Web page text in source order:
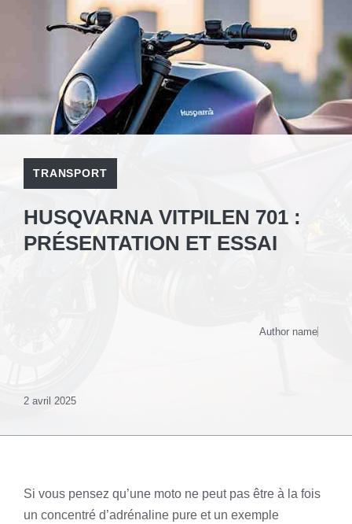
TRANSPORT
HUSQVARNA VITPILEN 701 :
PRÉSENTATION ET ESSAI
Author name
2 avril 2025
Si vous pensez qu’une moto ne peut pas être à la fois
un concentré d’adrénaline pure et un exemple